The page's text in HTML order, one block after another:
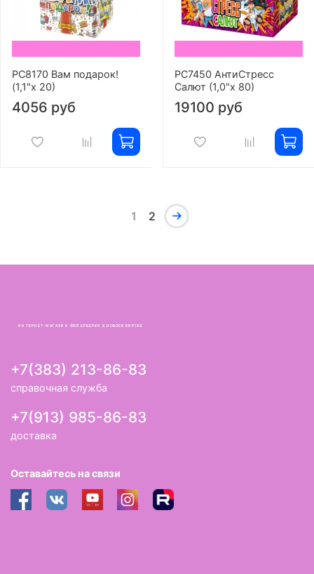
РС8170 Вам подарок!
(1,1"х 20)
4056 руб
РС7450 АнтиСтресс
Салют (1,0"х 80)
19100 руб
1 2
ИНТЕРНЕТ-МАГАЗИН ФЕЙЕРВЕРКИ В НОВОСИБИРСКЕ
+7(383) 213-86-83
справочная служба
+7(913) 985-86-83
доставка
Оставайтесь на связи